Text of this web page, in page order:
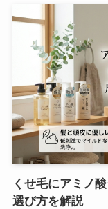
くせ毛にアミノ
選び方を解説